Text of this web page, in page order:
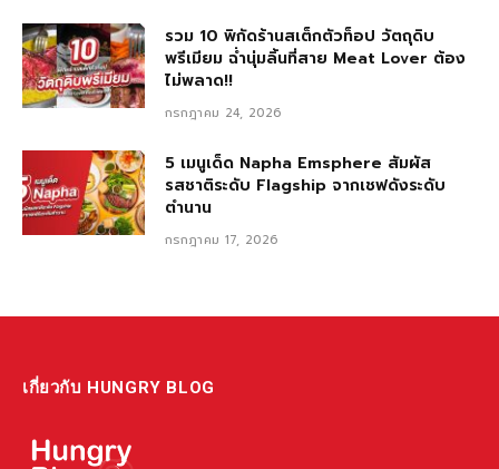
รวม 10 พิกัดร้านสเต็กตัวท็อป วัตถุดิบ
พรีเมียม ฉ่ำนุ่มลิ้นที่สาย Meat Lover ต้อง
ไม่พลาด!!
กรกฎาคม 24, 2026
5 เมนูเด็ด Napha Emsphere สัมผัส
รสชาติระดับ Flagship จากเชฟดังระดับ
ตำนาน
กรกฎาคม 17, 2026
เกี่ยวกับ HUNGRY BLOG